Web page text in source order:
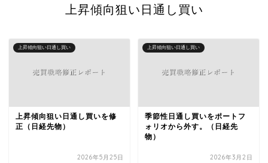
上昇傾向狙い日通し買い
上昇傾向狙い日通し買い
上昇傾向狙い日通し買いを修
正（日経先物）
2026年5月25日
上昇傾向狙い日通し買い
季節性日通し買いをポートフ
ォリオから外す。（日経先
物）
2026年3月2日